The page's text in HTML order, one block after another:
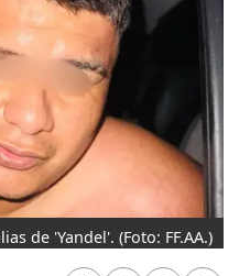
de 'Yandel'. (Foto: FF.AA.)